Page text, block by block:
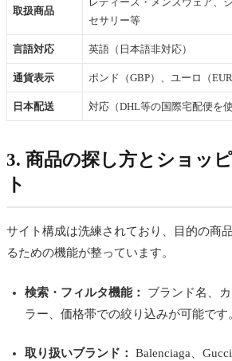
取扱商品
セサリー等
言語対応 英語（日本語非対応）
通貨表示 ポンド（GBP）、ユーロ（
日本配送 対応（DHL等の国際宅配便を使
3. 商品の探し方とショッ
ト
サイト構成は洗練されており、目的の商
るための機能が整っています。
検索・フィルタ機能：
ブランド名、
ラー、価格帯での絞り込みが可能です
取り扱いブランド：
Balenciaga、